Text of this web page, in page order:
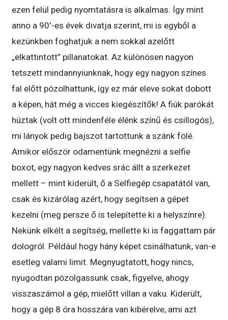
ezen felül pedig nyomtatásra is alkalmas. Így mint
anno a 90′-es évek divatja szerint, mi is egyből a
kezünkben foghatjuk a nem sokkal azelőtt
„elkattintott” pillanatokat. Az különösen nagyon
tetszett mindannyiunknak, hogy egy nagyon színes
fal előtt pózolhattunk, így ez már eleve sokat dobott
a képen, hát még a vicces kiegészítők! A fiúk parókát
húztak (volt ott mindenféle élénk színű és csillogós),
mi lányok pedig bajszot tartottunk a szánk fölé.
Amikor először odamentünk megnézni a selfie
boxot, egy nagyon kedves srác állt a szerkezet
mellett – mint kiderült, ő a Selfiegép csapatától van,
csak és kizárólag azért, hogy segítsen a gépet
kezelni (meg persze ő is telepítette ki a helyszínre).
Nekünk elkélt a segítség, mellette ki is faggattam pár
dologról. Például hogy hány képet csinálhatunk, van-e
esetleg valami limit. Megnyugtatott, hogy nincs,
nyugodtan pózolgassunk csak, figyelve, ahogy
visszaszámol a gép, mielőtt villan a vaku. Kiderült,
hogy a gép 8 óra hosszára van kibérelve, ami azt